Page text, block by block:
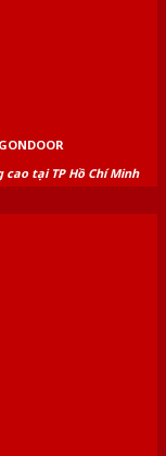
tại TP Hồ Chí Minh